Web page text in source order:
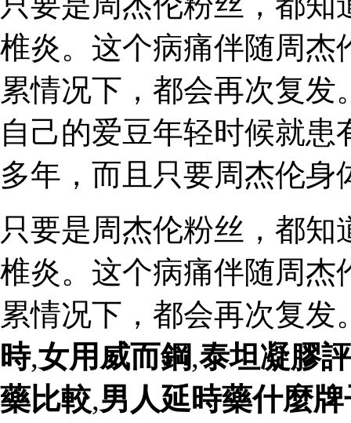
椎炎。这个病痛伴随周杰
累情况下，都会再次复
自己的爱豆年轻时候就
多年，而且只要周杰伦
只要是周杰伦粉丝，都
椎炎。这个病痛伴随周杰
累情况下，都会再次复发
時,女用威而鋼,泰坦凝膠
藥比較,男人延時藥什麼